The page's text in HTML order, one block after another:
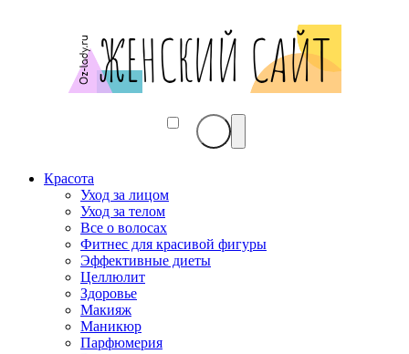
Красота
Уход за лицом
Уход за телом
Все о волосах
Фитнес для красивой фигуры
Эффективные диеты
Целлюлит
Здоровье
Макияж
Маникюр
Парфюмерия